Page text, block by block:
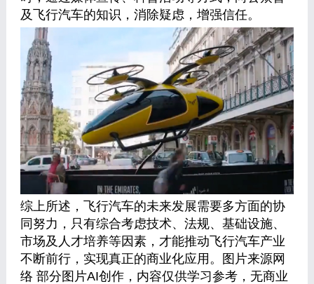
及飞行汽车的知识，消除疑虑，增强信任。
综上所述，飞行汽车的未来发展需要多方面的协
同努力，只有综合考虑技术、法规、基础设施、
市场及人才培养等因素，才能推动飞行汽车产业
不断前行，实现真正的商业化应用。图片来源网
络 部分图片AI创作，内容仅供学习参考，无商业